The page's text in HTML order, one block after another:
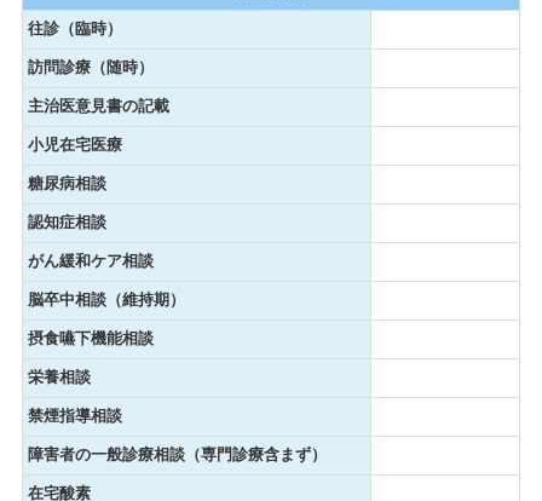
往診（臨時）
訪問診療（随時）
主治医意見書の記載
小児在宅医療
糖尿病相談
認知症相談
がん緩和ケア相談
脳卒中相談（維持期）
摂食嚥下機能相談
栄養相談
禁煙指導相談
障害者の一般診療相談（専門診療含まず）
在宅酸素